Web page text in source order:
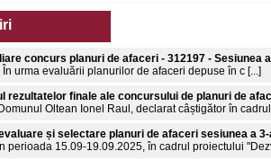
rezultatelor finale ale concursului de planuri de
Oltean Ionel Raul, declarat câștigător în cadrul
și selectare planuri de afaceri sesiunea a 3-
perioada 15.09-19.09.2025, în cadrul proiectului
concurs planuri de afaceri - 312207
urma evaluării planurilor de afaceri depuse în c [...]